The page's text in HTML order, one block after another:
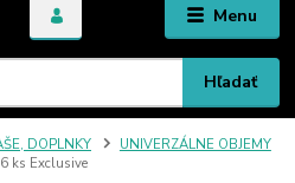
Menu
Hľadať
DOPLNKY
UNIVERZÁLNE OBJEMY
ks Exclusive